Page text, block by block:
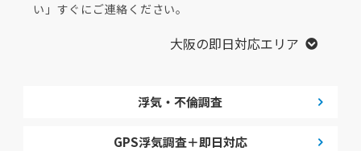
い」すぐにご連絡ください。
大阪の即日対応エリア
浮気・不倫調査
GPS浮気調査＋即日対応